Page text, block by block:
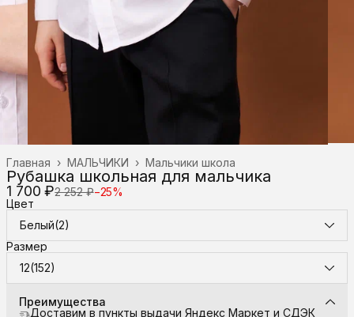
Мальчики школа
МАЛЬЧИКИ ›
Главная ›
Рубашка школьная для мальчика
1 700 ₽2 252 ₽−25%
Цвет
Белый(2)
Размер
12(152)
Преимущества
Доставим в пункты выдачи Яндекс Маркет и СДЭК